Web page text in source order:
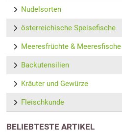
Nudelsorten
österreichische Speisefische
Meeresfrüchte & Meeresfische
Backutensilien
Kräuter und Gewürze
Fleischkunde
BELIEBTESTE ARTIKEL